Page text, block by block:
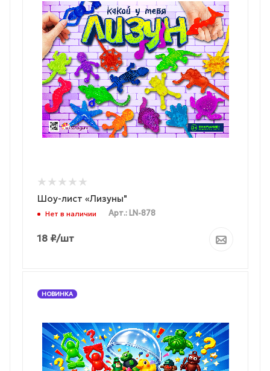
Шоу-лист «Лизуны"
Нет в наличии Арт.: LN-878
18 ₽/шт
НОВИНКА